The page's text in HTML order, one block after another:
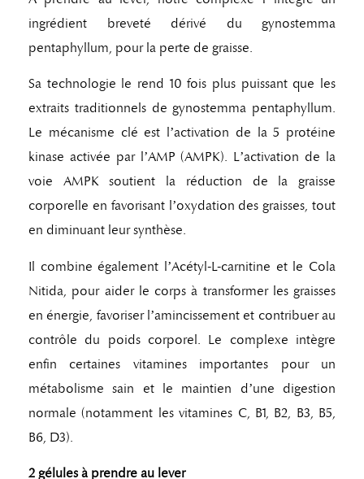
ingrédient breveté dérivé du gynostemma
pentaphyllum, pour la perte de graisse.
Sa technologie le rend 10 fois plus puissant que les
extraits traditionnels de gynostemma pentaphyllum.
Le mécanisme clé est l’activation de la 5 protéine
kinase activée par l’AMP (AMPK). L’activation de la
voie AMPK soutient la réduction de la graisse
corporelle en favorisant l’oxydation des graisses, tout
en diminuant leur synthèse.
Il combine également l’Acétyl-L-carnitine et le Cola
Nitida, pour aider le corps à transformer les graisses
en énergie, favoriser l’amincissement et contribuer au
contrôle du poids corporel. Le complexe intègre
enfin certaines vitamines importantes pour un
métabolisme sain et le maintien d’une digestion
normale (notamment les vitamines C, B1, B2, B3, B5,
B6, D3).
2 gélules à prendre au lever